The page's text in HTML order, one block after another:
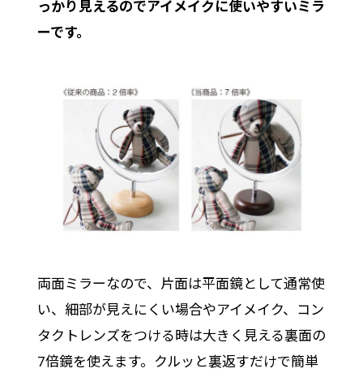
っかり見えるのでアイメイクに使いやすいミラ
ーです。
両面ミラーなので、片面は平面鏡として通常使
い、細部が見えにくい場合やアイメイク、コン
タクトレンズをつける時は大きく見える裏面の
7倍鏡を使えます。クルッと裏返すだけで簡単